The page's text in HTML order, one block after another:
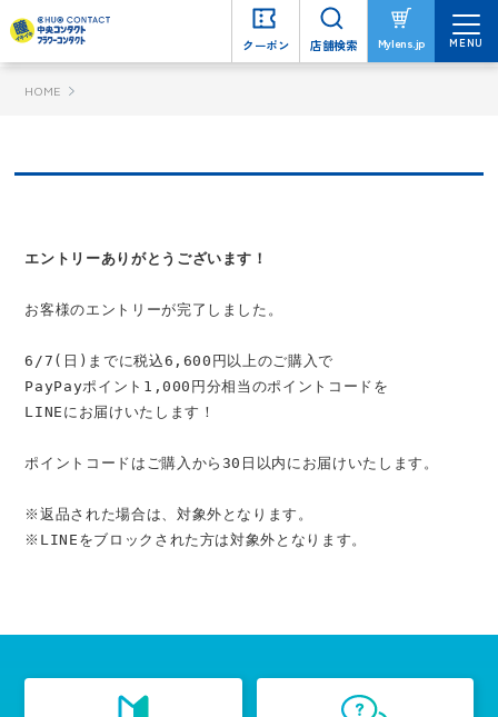
クーポン 店舗検索 Mylens.jp MENU
HOME
エントリーありがとうございます！
お客様のエントリーが完了しました。
6/7(日)までに税込6,600円以上のご購入で
PayPayポイント1,000円分相当のポイントコードを
LINEにお届けいたします！
ポイントコードはご購入から30日以内にお届けいたします。
※返品された場合は、対象外となります。
※LINEをブロックされた方は対象外となります。
クーポン 店舗検索 Mylens.jp MENU